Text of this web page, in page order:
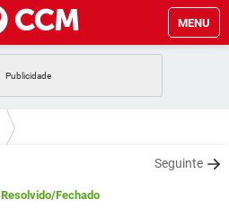
MENU
GMAIL
WHATSAPP
Seguinte
Resolvido/Fechado